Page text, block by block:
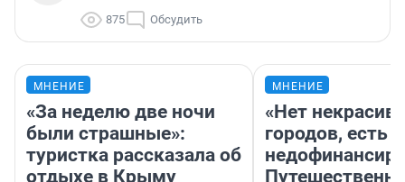
875 Обсудить
МНЕНИЕ
«За неделю две ночи
были страшные»:
туристка рассказала об
отдыхе в Крыму
МНЕНИЕ
«Нет
городов, есть